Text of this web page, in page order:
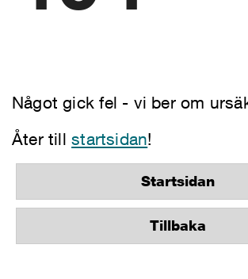
Något gick fel - vi ber om
Åter tillstartsidan!
Startsidan
Tillbaka